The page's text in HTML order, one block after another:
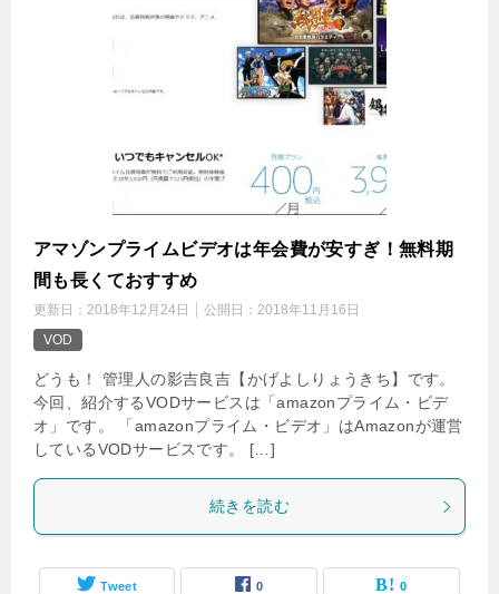
アマゾンプライムビデオは年会費が安すぎ！無料期
間も長くておすすめ
更新日： 2018年12月24日 公開日： 2018年11月16日
VOD
どうも！ 管理人の影吉良吉【かげよしりょうきち】です。
今回、紹介するVODサービスは「amazonプライム・ビデ
オ」です。 「amazonプライム・ビデオ」はAmazonが運営
しているVODサービスです。 […]
続きを読む
Tweet 0 0